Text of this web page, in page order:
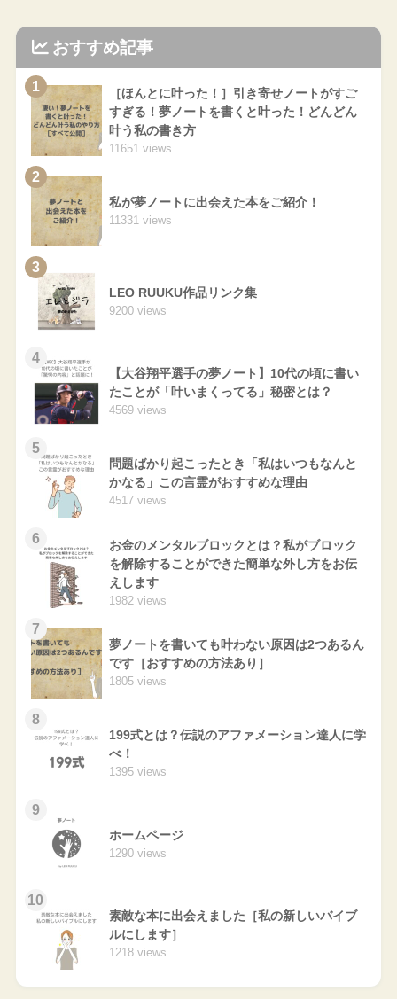
おすすめ記事
1
［ほんとに叶った！］引き寄せノートがすご
すぎる！夢ノートを書くと叶った！どんどん
叶う私の書き方
11651 views
2
私が夢ノートに出会えた本をご紹介！
11331 views
3
LEO RUUKU作品リンク集
9200 views
4
【大谷翔平選手の夢ノート】10代の頃に書い
たことが「叶いまくってる」秘密とは？
4569 views
5
問題ばかり起こったとき「私はいつもなんと
かなる」この言霊がおすすめな理由
4517 views
6
お金のメンタルブロックとは？私がブロック
を解除することができた簡単な外し方をお伝
えします
1982 views
7
夢ノートを書いても叶わない原因は2つあるん
です［おすすめの方法あり］
1805 views
8
199式とは？伝説のアファメーション達人に学
べ！
1395 views
9
ホームページ
1290 views
10
素敵な本に出会えました［私の新しいバイブ
ルにします］
1218 views